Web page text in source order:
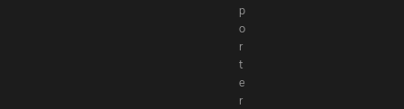
p
o
r
t
e
r